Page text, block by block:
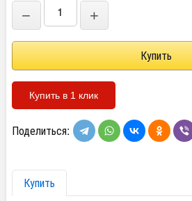
− +
Купить в 1 клик
Поделиться:
Купить